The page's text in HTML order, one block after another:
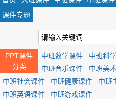
课件专题
PPT课件
分类
中班数学课件 中班科
中班音乐课件
中班美
中班社会课件
中班健康课件 中班
中班英语课件
中班游戏课件